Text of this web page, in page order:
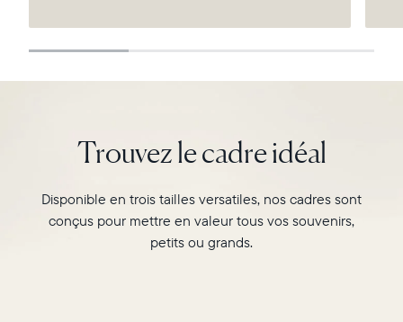
Continuer
Trouvez le cadre idéal
Disponible en trois tailles versatiles, nos cadres sont
conçus pour mettre en valeur tous vos souvenirs,
petits ou grands.